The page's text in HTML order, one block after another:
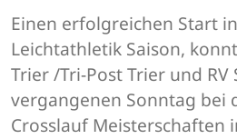
Einen erfolgreichen Start
Leichtathletik Saison,
Trier /Tri-Post Trier und RV
vergangenen Sonntag bei
Crosslauf Meisterschaften